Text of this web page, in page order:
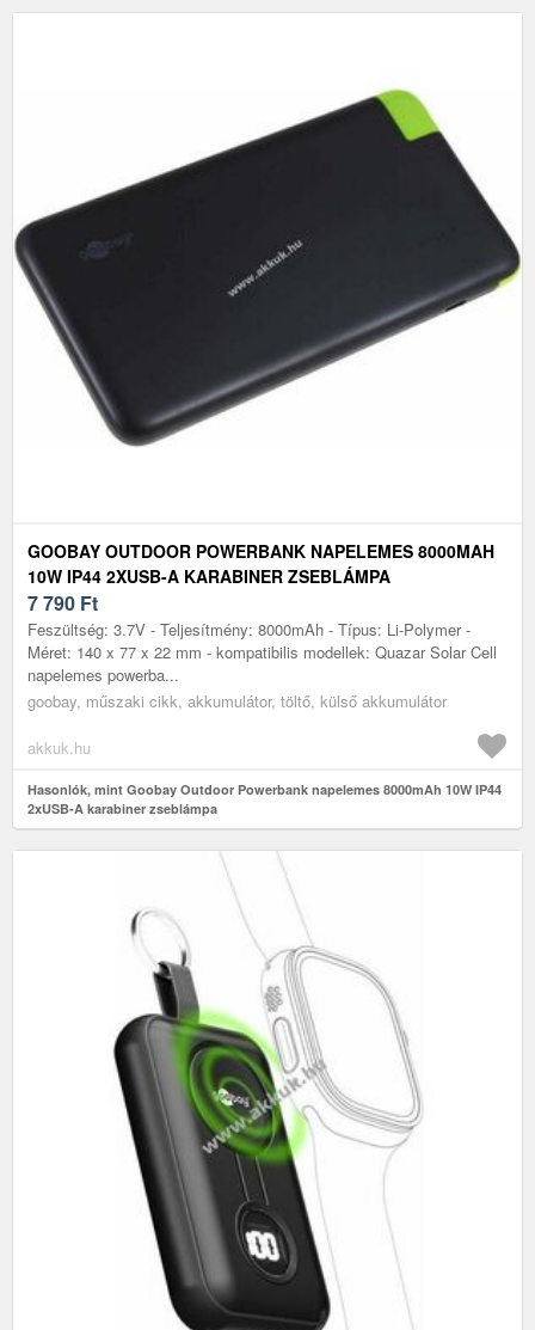
GOOBAY OUTDOOR POWERBANK NAPELEMES 8000MAH
10W IP44 2XUSB-A KARABINER ZSEBLÁMPA
7 790 Ft
Feszültség: 3.7V - Teljesítmény: 8000mAh - Típus: Li-Polymer -
Méret: 140 x 77 x 22 mm - kompatibilis modellek: Quazar Solar Cell
napelemes powerba...
goobay, műszaki cikk, akkumulátor, töltő, külső akkumulátor
akkuk.hu
Hasonlók, mint Goobay Outdoor Powerbank napelemes 8000mAh 10W IP44
2xUSB-A karabiner zseblámpa